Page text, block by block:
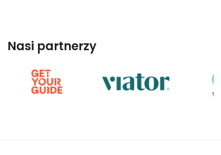
Nasi partnerzy